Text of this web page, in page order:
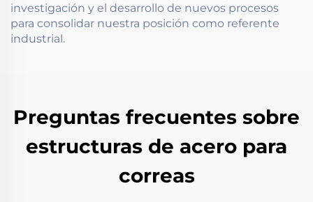
investigación y el desarrollo de nuevos procesos
para consolidar nuestra posición como referente
industrial.
Preguntas frecuentes sobre
estructuras de acero para
correas